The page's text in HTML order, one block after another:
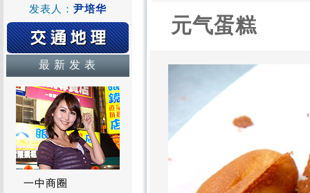
发表人： 尹培华
最 新 发 表
一中商圈
元气蛋糕